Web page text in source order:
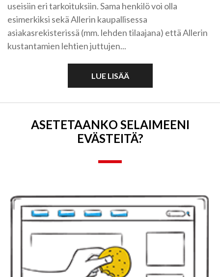
useisiin eri tarkoituksiin. Sama henkilö voi olla
esimerkiksi sekä Allerin kaupallisessa
asiakasrekisterissä (mm. lehden tilaajana) että Allerin
kustantamien lehtien juttujen...
LUE LISÄÄ
ASETETAANKO SELAIMEENI
EVÄSTEITÄ?